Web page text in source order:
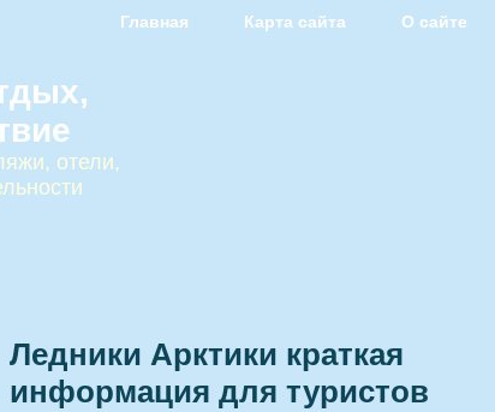
Главная Карта сайта О сайте
отели,
Ледники Арктики краткая
информация для туристов